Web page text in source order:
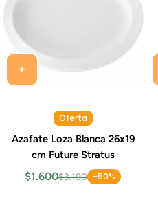
Oferta
Azafate Loza Blanca 26x19
cm Future Stratus
$1.600$3.190 -50%